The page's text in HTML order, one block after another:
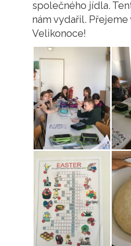
společného jídla.
nám vydařil. Přejeme
Velikonoce!